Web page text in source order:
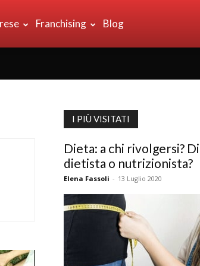
Franchising Blog
I PIÙ VISITATI
Dieta: a chi rivolgersi?
dietista o nutrizionista?
Elena Fassoli - 13 Luglio 2020